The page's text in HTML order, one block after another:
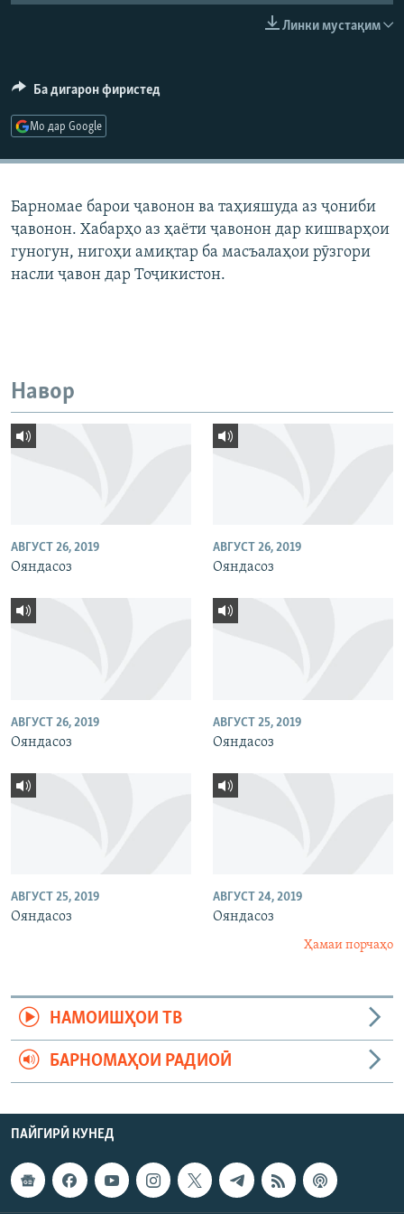
ПАЙГИРӢ КУНЕД
Ҳамаи сомонаҳои RFE/RL
Линки мустақим
Ба дигарон фиристед
Мо дар Google
Барномае барои ҷавонон ва таҳияшуда аз ҷониби
ҷавонон. Хабарҳо аз ҳаёти ҷавонон дар кишварҳои
гуногун, нигоҳи амиқтар ба масъалаҳои рӯзгори
насли ҷавон дар Тоҷикистон.
Навор
АВГУСТ 26, 2019
Ояндасоз
АВГУСТ 26, 2019
Ояндасоз
АВГУСТ 26, 2019
Ояндасоз
АВГУСТ 25, 2019
Ояндасоз
АВГУСТ 25, 2019
Ояндасоз
АВГУСТ 24, 2019
Ояндасоз
Ҳамаи порчаҳо
НАМОИШҲОИ ТВ
БАРНОМАҲОИ РАДИОӢ
ПАЙГИРӢ КУНЕД